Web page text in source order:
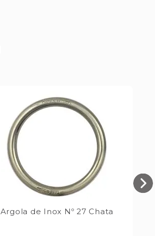
Argola de Inox Nº 27 Chata